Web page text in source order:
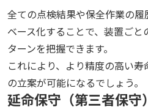
全ての点検結果や保全作業の
ベース化することで、装置ご
ターンを把握できます。
これにより、より精度の高い
の立案が可能になるでしょう。
延命保守（第三者保守